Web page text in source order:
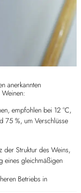
anerkannten
empfohlen bei 12 °C,
75 %, um Verschlüsse
der Struktur des Weins,
eines gleichmäßigen
Betriebs in